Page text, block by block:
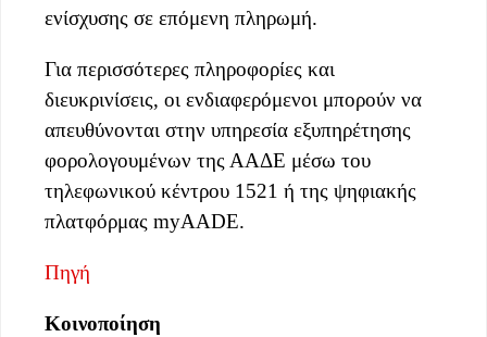
ενίσχυσης σε επόμενη πληρωμή.
Για περισσότερες πληροφορίες και
διευκρινίσεις, οι ενδιαφερόμενοι μπορούν να
απευθύνονται στην υπηρεσία εξυπηρέτησης
φορολογουμένων της ΑΑΔΕ μέσω του
τηλεφωνικού κέντρου 1521 ή της ψηφιακής
πλατφόρμας myAADE.
Πηγή
Κοινοποίηση